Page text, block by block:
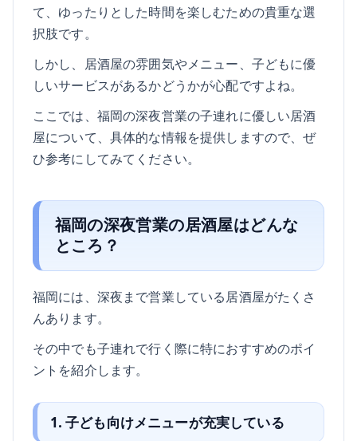
て、ゆったりとした時間を楽しむための貴重な選
択肢です。
しかし、居酒屋の雰囲気やメニュー、子どもに優
しいサービスがあるかどうかが心配ですよね。
ここでは、福岡の深夜営業の子連れに優しい居酒
屋について、具体的な情報を提供しますので、ぜ
ひ参考にしてみてください。
福岡の深夜営業の居酒屋はどんな
ところ？
福岡には、深夜まで営業している居酒屋がたくさ
んあります。
その中でも子連れで行く際に特におすすめのポイ
ントを紹介します。
1. 子ども向けメニューが充実している